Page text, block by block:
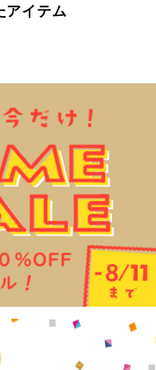
アイテム